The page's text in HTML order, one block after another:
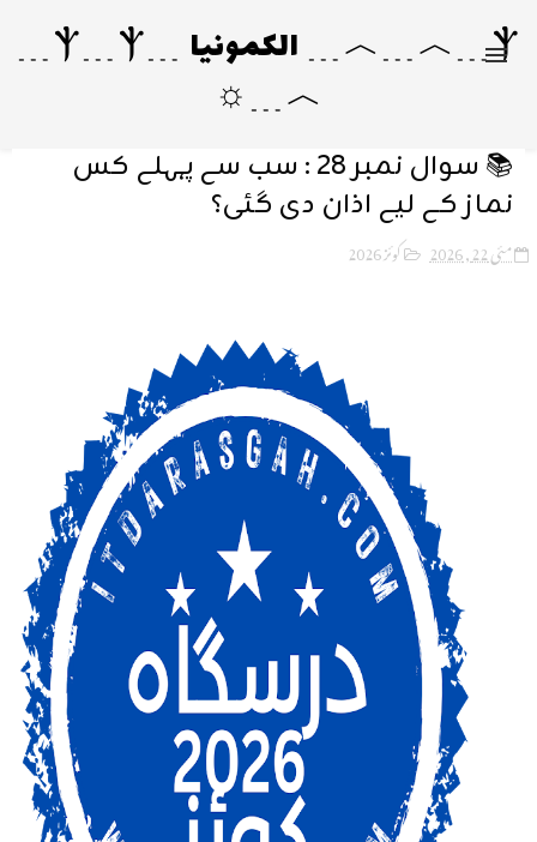
Ⲯ﹍︿﹍︿﹍ الکمونیا ﹍Ⲯ﹍Ⲯ﹍
︿﹍☼
📚 سوال نمبر 28 : سب سے پہلے کس
نماز کے لیے اذان دی گئی؟
مئی 22, 2026 کوئز 2026